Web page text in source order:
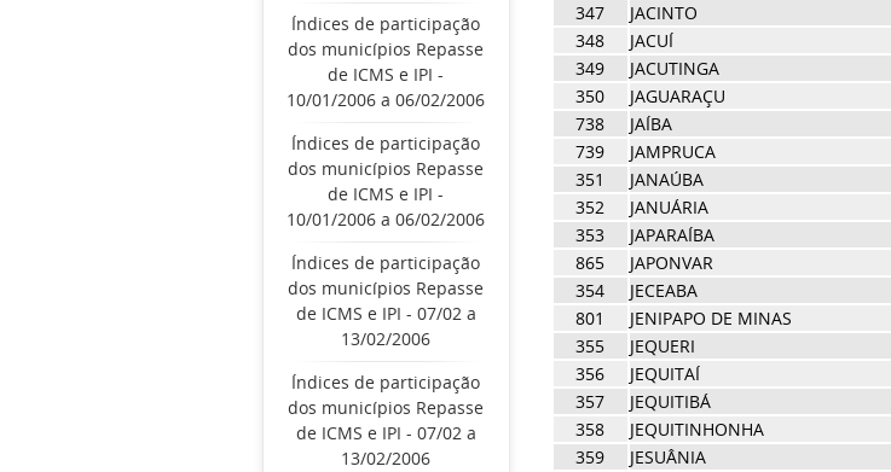
Índices de participação
dos municípios Repasse
de ICMS e IPI -
10/01/2006 a 06/02/2006
Índices de participação
dos municípios Repasse
de ICMS e IPI -
10/01/2006 a 06/02/2006
Índices de participação
dos municípios Repasse
de ICMS e IPI - 07/02 a
13/02/2006
Índices de participação
dos municípios Repasse
de ICMS e IPI - 07/02 a
13/02/2006
347
JACINTO
348
JACUÍ
349
JACUTINGA
350
JAGUARAÇU
738
JAÍBA
739
JAMPRUCA
351
JANAÚBA
352
JANUÁRIA
353
JAPARAÍBA
865
JAPONVAR
354
JECEABA
801
JENIPAPO DE MINAS
355
JEQUERI
356
JEQUITAÍ
357
JEQUITIBÁ
358
JEQUITINHONHA
359
JESUÂNIA